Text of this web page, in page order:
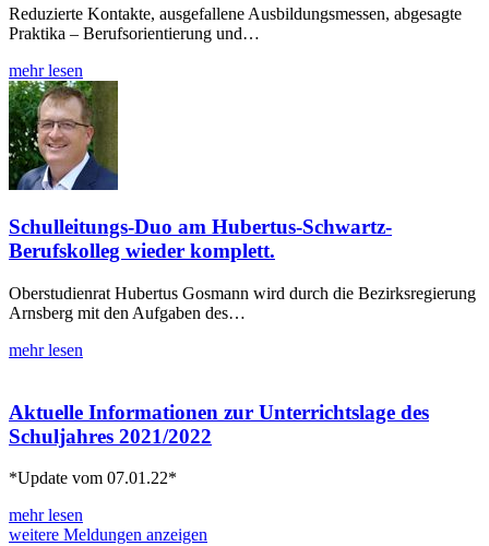
Reduzierte Kontakte, ausgefallene Ausbildungsmessen, abgesagte
Praktika – Berufsorientierung und…
mehr lesen
Schulleitungs-Duo am Hubertus-Schwartz-
Berufskolleg wieder komplett.
Oberstudienrat Hubertus Gosmann wird durch die Bezirksregierung
Arnsberg mit den Aufgaben des…
mehr lesen
Aktuelle Informationen zur Unterrichtslage des
Schuljahres 2021/2022
*Update vom 07.01.22*
mehr lesen
weitere Meldungen anzeigen